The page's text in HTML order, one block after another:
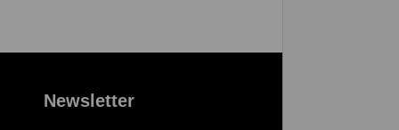
Newsletter